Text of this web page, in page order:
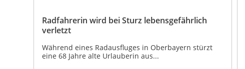
Radfahrerin wird bei Sturz lebensgefährlich
verletzt
Während eines Radausfluges in Oberbayern stürzt
eine 68 Jahre alte Urlauberin aus...